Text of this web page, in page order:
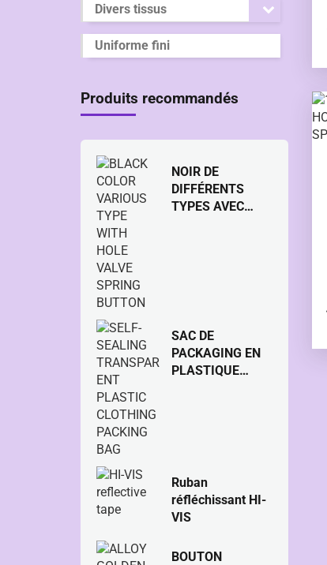
Divers tissus
Uniforme fini
Produits recommandés
NOIR DE
DIFFÉRENTS
TYPES AVEC
SAC DE
PACKAGING EN
PLASTIQUE
Ruban
réfléchissant HI-
VIS
BOUTON